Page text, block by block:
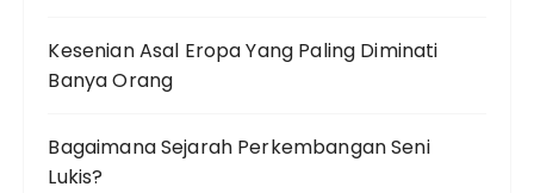
Kesenian Asal Eropa Yang Paling Diminati
Banya Orang
Bagaimana Sejarah Perkembangan Seni
Lukis?